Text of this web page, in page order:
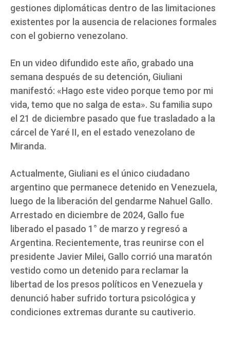
gestiones diplomáticas dentro de las limitaciones
existentes por la ausencia de relaciones formales
con el gobierno venezolano.
En un video difundido este año, grabado una
semana después de su detención, Giuliani
manifestó: «Hago este video porque temo por mi
vida, temo que no salga de esta». Su familia supo
el 21 de diciembre pasado que fue trasladado a la
cárcel de Yaré II, en el estado venezolano de
Miranda.
Actualmente, Giuliani es el único ciudadano
argentino que permanece detenido en Venezuela,
luego de la liberación del gendarme Nahuel Gallo.
Arrestado en diciembre de 2024, Gallo fue
liberado el pasado 1° de marzo y regresó a
Argentina. Recientemente, tras reunirse con el
presidente Javier Milei, Gallo corrió una maratón
vestido como un detenido para reclamar la
libertad de los presos políticos en Venezuela y
denunció haber sufrido tortura psicológica y
condiciones extremas durante su cautiverio.